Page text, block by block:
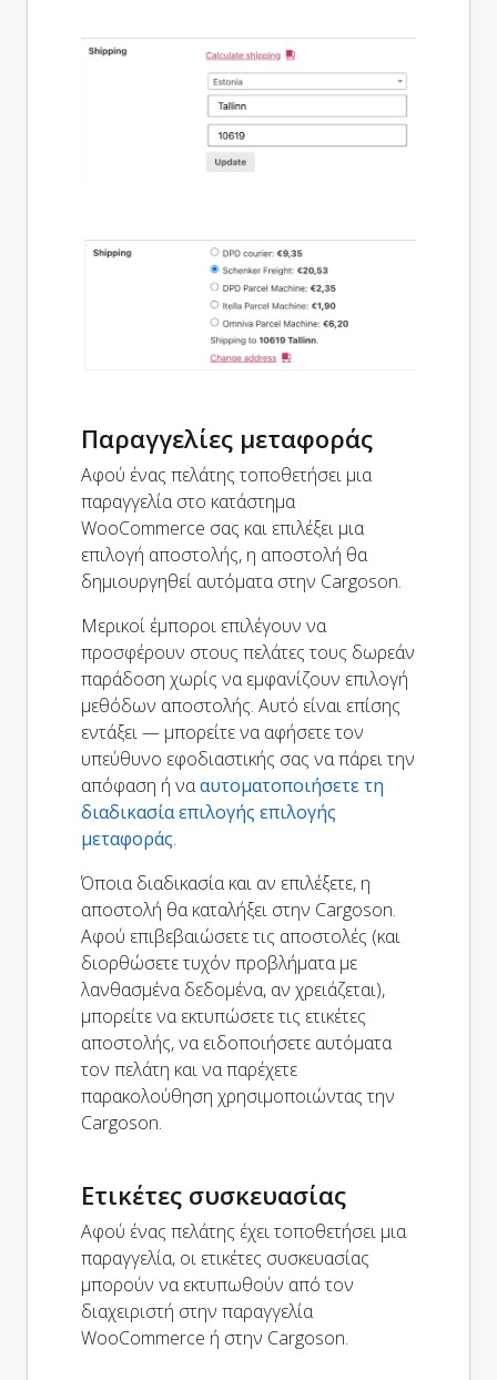
Παραγγελίες μεταφοράς
Αφού ένας πελάτης τοποθετήσει μια
παραγγελία στο κατάστημα
WooCommerce σας και επιλέξει μια
επιλογή αποστολής, η αποστολή θα
δημιουργηθεί αυτόματα στην Cargoson.
Μερικοί έμποροι επιλέγουν να
προσφέρουν στους πελάτες τους δωρεάν
παράδοση χωρίς να εμφανίζουν επιλογή
μεθόδων αποστολής. Αυτό είναι επίσης
εντάξει — μπορείτε να αφήσετε τον
υπεύθυνο εφοδιαστικής σας να πάρει την
απόφαση ή νααυτοματοποιήσετε τη
διαδικασία επιλογής επιλογής
μεταφοράς.
Όποια διαδικασία και αν επιλέξετε, η
αποστολή θα καταλήξει στην Cargoson.
Αφού επιβεβαιώσετε τις αποστολές (και
διορθώσετε τυχόν προβλήματα με
λανθασμένα δεδομένα, αν χρειάζεται),
μπορείτε να εκτυπώσετε τις ετικέτες
αποστολής, να ειδοποιήσετε αυτόματα
τον πελάτη και να παρέχετε
παρακολούθηση χρησιμοποιώντας την
Cargoson.
Ετικέτες συσκευασίας
Αφού ένας πελάτης έχει τοποθετήσει μια
παραγγελία, οι ετικέτες συσκευασίας
μπορούν να εκτυπωθούν από τον
διαχειριστή στην παραγγελία
WooCommerce ή στην Cargoson.